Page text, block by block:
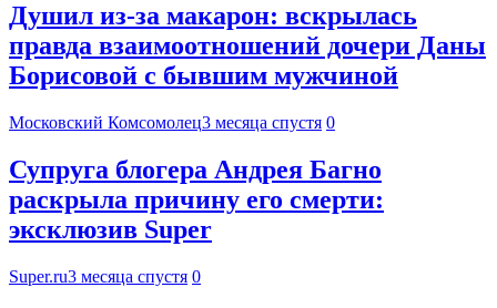
Душил из-за макарон: вскрылась
правда взаимоотношений дочери Даны
Борисовой с бывшим мужчиной
Московский Комсомолец3 месяца спустя 0
Супруга блогера Андрея Багно
раскрыла причину его смерти:
эксклюзив Super
Super.ru3 месяца спустя 0